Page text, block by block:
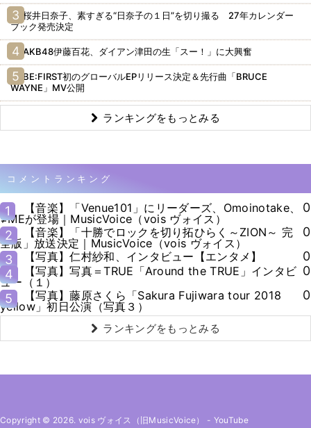
桜井日奈子、素すぎる“日奈子の１日”を切り撮る 27年カレンダー
ブック発売決定
AKB48伊藤百花、ダイアン津田の生「スー！」に大興奮
BE:FIRST初のグローバルEPリリース決定＆先行曲「BRUCE
WAYNE」MV公開
ランキングをもっとみる
コメントランキング
1
【音楽】「Venue101」にリーダーズ、Omoinotake、
≠MEが登場｜MusicVoice（vois ヴォイス）
0
2
【音楽】「十勝でロックを切り拓ひらく～ZION～ 完
全版」放送決定｜MusicVoice（vois ヴォイス）
0
3
【写真】仁村紗和、インタビュー【エンタメ】
0
4
【写真】写真＝TRUE「Around the TRUE」インタビ
ュー（１）
0
5
【写真】藤原さくら「Sakura Fujiwara tour 2018
yellow」初日公演（写真３）
0
ランキングをもっとみる
Copyright © 2026. vois ヴォイス（旧MusicVoice） - YouTube